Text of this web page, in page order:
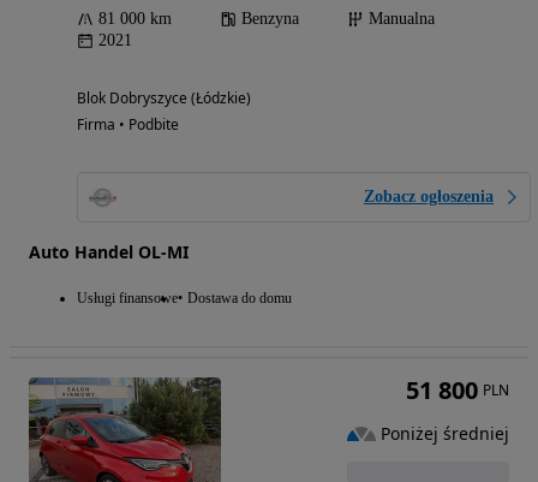
81 000 km Benzyna
Manualna
2021
Blok Dobryszyce (Łódzkie)
Firma • Podbite
Zobacz ogłoszenia
Auto Handel OL-MI
Usługi finansowe Dostawa do domu
51 800 PLN
Poniżej średniej